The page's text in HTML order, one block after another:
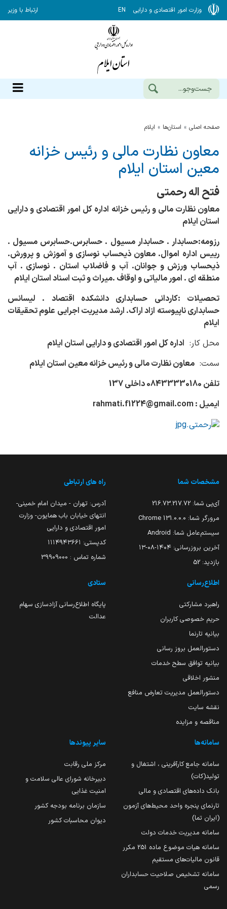
وزارت امور اقتصادی و دارایی EN ارتباط با وزیر
صفحه اصلی استان‌ها ایلام
معاون نظارت مالی و رئیس خزانه
معین استان ایلام
فتح اله رحمتی
معاون نظارت مالی و رئیس خزانه اداره کل امور اقتصادی و دارایی
استان ایلام
رزومه:حسابدار . حسابدار مسیول . حسابرس.حسابرس مسیول .
رییس اداره اموال. معاون ذیحساب نوسازی و آموزش و پرورش.
ذیحساب ورزش و جوانان. آب و فاضلاب استان . نوسازی . آب
منطقه ای . امور مالیاتی و اوقاف .میراث و ثبت اسناد استان ایلام
تحصیلات :کاردانی حسابداری دانشکده اقتصاد . لیسانس
حسابداری ناپیوسته ازاد اراک. ارشد مدیریت اجرایی علوم تحقیقات
ایلام
محل کار: اداره کل امور اقتصادی و دارایی استان ایلام
سمت: معاون نظارت مالی و رئیس خزانه معین استان ایلام
تلفن 08433330180 داخلی 137
ایمیل : rahmati.f1224@gmail.com
مشخصات شما
آی‌پی شما: 216.73.217.72
مرورگر شما: 131.0.0.0 Chrome
سیستم‌عامل شما: Android
آخرین بروزرسانی: ۱۴۰۴-۰۸-۱۳
بازدید: 52
راه های ارتباطی
آدرس: تهران - میدان امام خمینی-
انتهای خیابان باب همایون- وزارت
امور اقتصادی و دارایی
کدپستی: ۱۱۱۴۹۴۳۶۶۱
شماره تماس : 39909000
اطلاع‌رسانی
راهبرد مشارکتی
حریم خصوصی کاربران
بیانیه تارنما
دستورالعمل بروز رسانی
بیانیه توافق سطح خدمات
منشور اخلاقی
دستورالعمل مدیریت تعارض منافع
نقشه سایت
مناقصه و مزایده
ستادی
پایگاه اطلاع‌رسانی آزادسازی سهام
عدالت
سامانه‌ها
سامانه جامع کارآفرینی ، اشتغال و
تولید(کات)
بانک داده‌های اقتصادی و مالی
تارنمای پنجره واحد محیط‌های آزمون
(ایران تما)
سامانه مدیریت خدمات دولت
سامانه هیات موضوع ماده 251 مکرر
قانون مالیات‌های مستقیم
سامانه تشخیص صلاحیت حسابداران
رسمی
سایر پیوندها
مرکز ملی رقابت
دبیرخانه شورای عالی سلامت و
امنیت غذایی
سازمان برنامه بودجه کشور
دیوان محاسبات کشور